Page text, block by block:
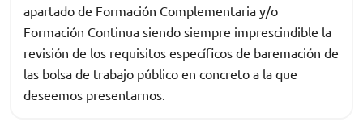
apartado de Formación Complementaria y/o
Formación Continua siendo siempre imprescindible la
revisión de los requisitos específicos de baremación de
las bolsa de trabajo público en concreto a la que
deseemos presentarnos.